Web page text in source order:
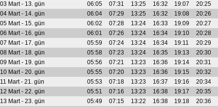
03 Mart - 13. gün
06:05 07:31 13:25 16:32 19:07
20:25
04 Mart - 14. gün
06:04 07:29 13:25 16:32 19:08
20:26
05 Mart - 15. gün
06:02 07:28 13:24 16:33 19:09
20:27
06 Mart - 16. gün
06:01 07:26 13:24 16:34 19:10
20:28
07 Mart - 17. gün
05:59 07:24 13:24 16:34 19:11
20:29
08 Mart - 18. gün
05:58 07:23 13:24 16:35 19:13
20:30
09 Mart - 19. gün
05:56 07:21 13:23 16:36 19:14
20:31
10 Mart - 20. gün
05:55 07:20 13:23 16:36 19:15
20:32
11 Mart - 21. gün
05:53 07:18 13:23 16:37 19:16
20:34
12 Mart - 22. gün
05:51 07:16 13:23 16:38 19:17
20:35
13 Mart - 23. gün
05:49 07:15 13:22 16:38 19:18
20:36